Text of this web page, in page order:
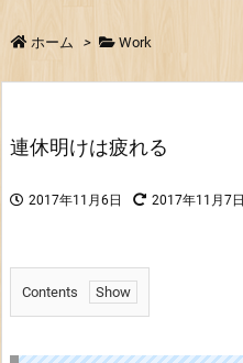
ホーム > Work
連休明けは疲れる
2017年11月6日 2017年11月7日
Contents
1.